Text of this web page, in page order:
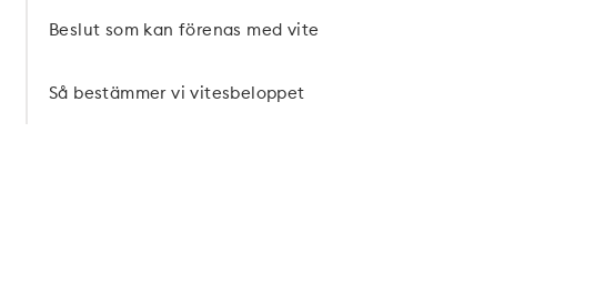
Beslut som kan förenas med vite
Så bestämmer vi vitesbeloppet